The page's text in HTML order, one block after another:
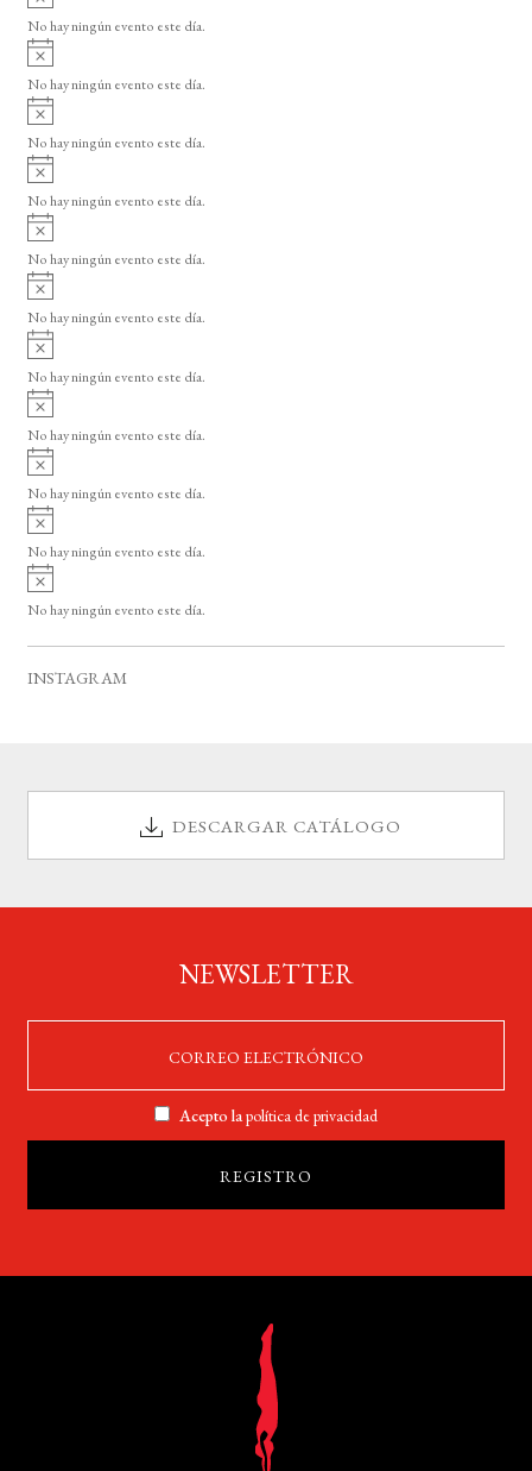
o
v
i
o
No hay ningún evento este día.
A
v
i
o
No hay ningún evento este día.
A
v
i
o
No hay ningún evento este día.
A
v
i
o
No hay ningún evento este día.
A
v
i
o
No hay ningún evento este día.
A
v
i
o
No hay ningún evento este día.
A
v
i
o
No hay ningún evento este día.
A
v
i
o
No hay ningún evento este día.
A
v
i
o
No hay ningún evento este día.
A
v
i
o
No hay ningún evento este día.
A
v
i
No hay ningún evento este día.
INSTAGRAM
DESCARGAR CATÁLOGO
NEWSLETTER
Acepto lapolítica de privacidad